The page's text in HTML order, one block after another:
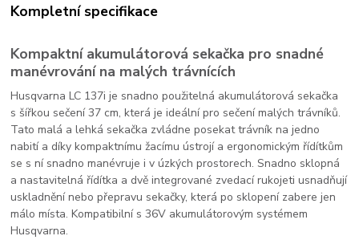
Kompletní specifikace
Kompaktní akumulátorová sekačka pro snadné
manévrování na malých trávnících
Husqvarna LC 137i je snadno použitelná akumulátorová sekačka
s šířkou sečení 37 cm, která je ideální pro sečení malých trávníků.
Tato malá a lehká sekačka zvládne posekat trávník na jedno
nabití a díky kompaktnímu žacímu ústrojí a ergonomickým řídítkům
se s ní snadno manévruje i v úzkých prostorech. Snadno sklopná
a nastavitelná řídítka a dvě integrované zvedací rukojeti usnadňují
uskladnění nebo přepravu sekačky, která po sklopení zabere jen
málo místa. Kompatibilní s 36V akumulátorovým systémem
Husqvarna.